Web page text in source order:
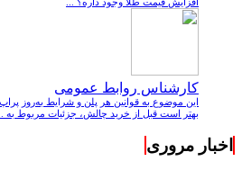
کارشناس روابط عمومی
این موضوع به قوانین هر پلن و شرایط به‌روز
بهتر است قبل از خرید چالش، جزئیات مربوط به ...
اخبار مروری